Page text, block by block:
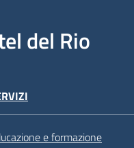
del Rio
e formazione